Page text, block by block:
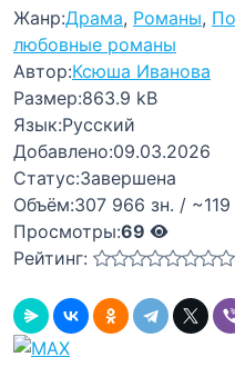
Жанр:Драма, Романы,
любовные романы
Автор:Ксюша Иванова
Размер:863.9 kB
Язык:Русский
Добавлено:09.03.2026
Статус:Завершена
Объём:307 966 зн. / ~119
Просмотры:69
Рейтинг: